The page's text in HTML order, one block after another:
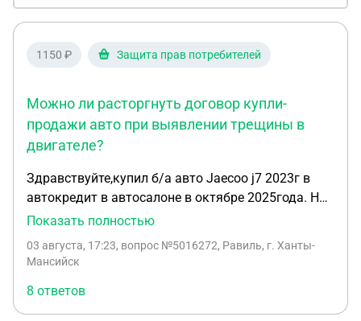
1150 ₽ Защита прав потребителей
Можно ли расторгнуть договор купли-
продажи авто при выявлении трещины в
двигателе?
Здравствуйте,купил б/а авто Jaecoo j7 2023г в
автокредит в автосалоне в октябре 2025года. На
автомобиле ручки выдвижные они сломались и
автосалоне согласились поменять их по гарантии
двигателя думали что сальник бежит,заказали
запчасти и отпустили меня. 1 августа 2026 года
Показать полностью
03 августа, 17:23, вопрос №5016272, Равиль, г. Ханты-
Мансийск
8 ответов